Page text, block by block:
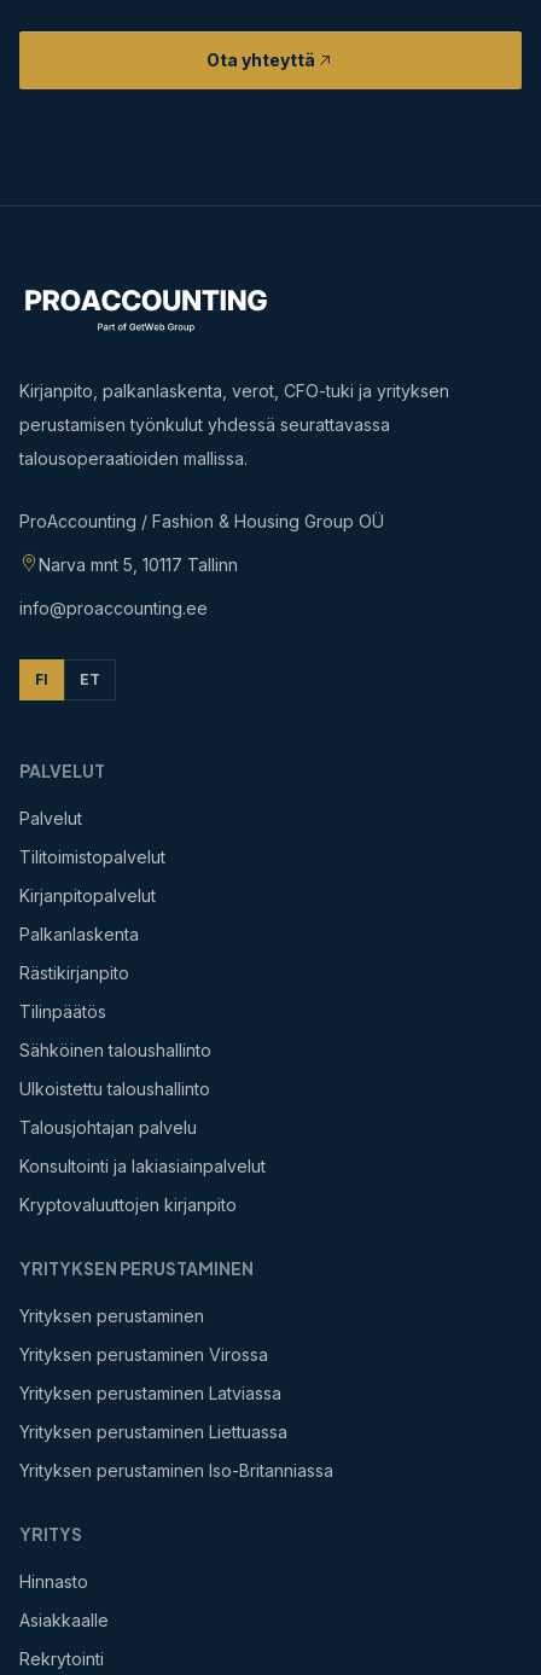
Ota yhteyttä
Kirjanpito, palkanlaskenta, verot, CFO-tuki ja yrityksen
perustamisen työnkulut yhdessä seurattavassa
talousoperaatioiden mallissa.
ProAccounting / Fashion & Housing Group OÜ
Narva mnt 5, 10117 Tallinn
info@proaccounting.ee
FI ET
PALVELUT
Palvelut
Tilitoimistopalvelut
Kirjanpitopalvelut
Palkanlaskenta
Rästikirjanpito
Tilinpäätös
Sähköinen taloushallinto
Ulkoistettu taloushallinto
Talousjohtajan palvelu
Konsultointi ja lakiasiainpalvelut
Kryptovaluuttojen kirjanpito
YRITYKSEN PERUSTAMINEN
Yrityksen perustaminen
Yrityksen perustaminen Virossa
Yrityksen perustaminen Latviassa
Yrityksen perustaminen Liettuassa
Yrityksen perustaminen Iso-Britanniassa
YRITYS
Hinnasto
Asiakkaalle
Rekrytointi